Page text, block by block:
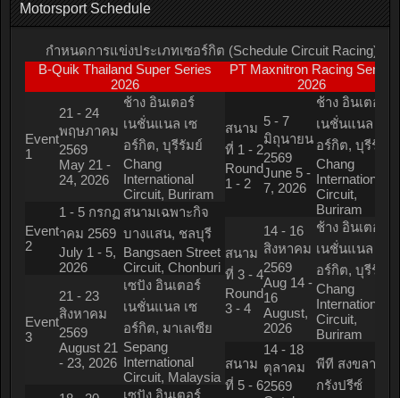
Motorsport Schedule
กำหนดการแข่งประเภทเซอร์กิต (Schedule Circuit Racing)
B-Quik Thailand Super Series
2026
Event
1
21 - 24
พฤษภาคม
2569
May 21 -
24, 2026
ช้าง อินเตอร์
เนชั่นแนล เซ
อร์กิต, บุรีรัมย์
Chang
International
Circuit, Buriram
Event
2
1 - 5 กรกฏ
าคม 2569
July 1 - 5,
2026
สนามเฉพาะกิจ
บางแสน, ชลบุรี
Bangsaen Street
Circuit, Chonburi
Event
3
21 - 23
สิงหาคม
2569
August 21
- 23, 2026
เซปัง อินเตอร์
เนชั่นแนล เซ
อร์กิต, มาเลเซีย
Sepang
International
Circuit, Malaysia
เซปัง อินเตอร์
PT Maxnitron Racing Series
2026
สนาม
ที่ 1 - 2
Round
1 - 2
5 - 7
มิถุนายน
2569
June 5 -
7, 2026
ช้าง อินเตอร์
เนชั่นแนล เซ
อร์กิต, บุรีรัมย์
Chang
International
Circuit,
Buriram
สนาม
ที่ 3 - 4
Round
3 - 4
14 - 16
สิงหาคม
2569
Aug 14 -
16
August,
2026
ช้าง อินเตอร์
เนชั่นแนล เซ
อร์กิต, บุรีรัมย์
Chang
International
Circuit,
Buriram
สนาม
ที่ 5 - 6
14 - 18
ตุลาคม
2569
พีที สงขลา
กรังปรีซ์